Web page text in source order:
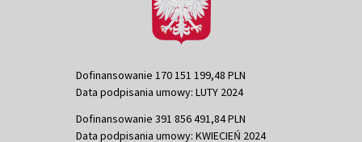
Dofinansowanie 170 151 199,48 PLN
Data podpisania umowy: LUTY 2024
Dofinansowanie 391 856 491,84 PLN
Data podpisania umowy: KWIECIEŃ 2024